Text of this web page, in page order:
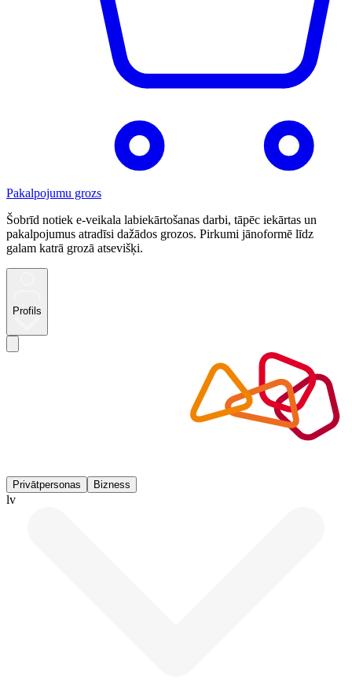
Pakalpojumu grozs
Šobrīd notiek e-veikala labiekārtošanas darbi, tāpēc iekārtas un
pakalpojumus atradīsi dažādos grozos. Pirkumi jānoformē līdz
galam katrā grozā atsevišķi.
Profils
Privātpersonas Bizness
lv